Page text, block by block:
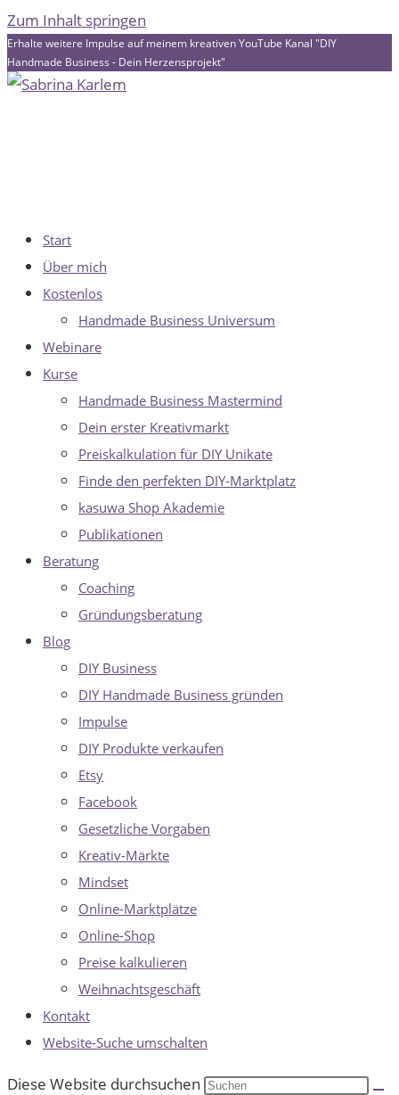
Zum Inhalt springen
Erhalte weitere Impulse auf meinem kreativen YouTube Kanal "DIY
Handmade Business - Dein Herzensprojekt"
Start
Über mich
Kostenlos
Handmade Business Universum
Webinare
Kurse
Handmade Business Mastermind
Dein erster Kreativmarkt
Preiskalkulation für DIY Unikate
Finde den perfekten DIY-Marktplatz
kasuwa Shop Akademie
Publikationen
Beratung
Coaching
Gründungsberatung
Blog
DIY Business
DIY Handmade Business gründen
Impulse
DIY Produkte verkaufen
Etsy
Facebook
Gesetzliche Vorgaben
Kreativ-Märkte
Mindset
Online-Marktplätze
Online-Shop
Preise kalkulieren
Weihnachtsgeschäft
Kontakt
Website-Suche umschalten
Diese Website durchsuchen